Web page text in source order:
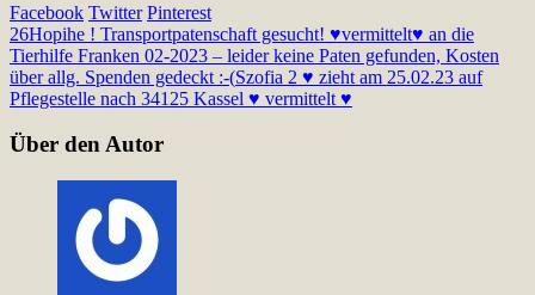
Facebook Twitter Pinterest
26Hopihe ! Transportpatenschaft gesucht! ♥vermittelt♥ an die
Tierhilfe Franken 02-2023 – leider keine Paten gefunden, Kosten
über allg. Spenden gedeckt :-(Szofia 2 ♥ zieht am 25.02.23 auf
Pflegestelle nach 34125 Kassel ♥ vermittelt ♥
Über den Autor